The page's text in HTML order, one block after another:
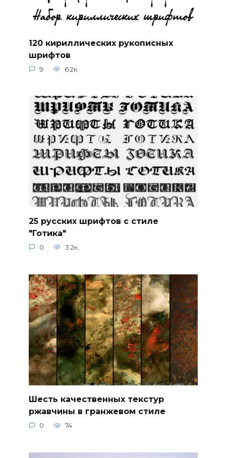
120 кириллических рукописных
шрифтов
9 6.2к.
25 русских шрифтов с стиле
"Готика"
0 3.2к.
Шесть качественных текстур
ржавчины в гранжевом стиле
0 74